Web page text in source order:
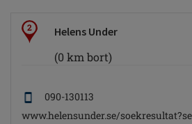
2 Helens Under
(0 km bort)
090-130113
www.helensunder.se/